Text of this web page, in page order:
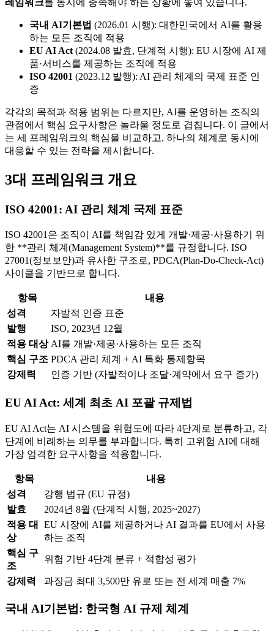
국내 AI기본법 (2026.01 시행): 대한민국에서 AI를 활용
하는 모든 조직에 적용
EU AI Act (2024.08 발효, 단계적 시행): EU 시장에 AI 제
품·서비스를 제공하는 조직에 적용
ISO 42001 (2023.12 발행): AI 관리 체계의 국제 표준 인
증
각각의 목적과 적용 범위는 다르지만, AI를 운영하는 조직의
관점에서 핵심 요구사항은 놀라울 정도로 겹칩니다. 이 글에서
는 세 프레임워크의 핵심을 비교하고, 하나의 체계로 동시에
대응할 수 있는 전략을 제시합니다.
3대 프레임워크 개요
ISO 42001: AI 관리 체계 국제 표준
ISO 42001은 조직이 AI를 책임감 있게 개발·제공·사용하기 위
한 **관리 체계(Management System)**를 규정합니다. ISO
27001(정보보안)과 유사한 구조로, PDCA(Plan-Do-Check-Act)
사이클을 기반으로 합니다.
항목
내용
성격
자발적 인증 표준
발행
ISO, 2023년 12월
적용 대상 AI를 개발·제공·사용하는 모든 조직
핵심 구조 PDCA 관리 체계 + AI 특화 통제항목
강제력
인증 기반 (자발적이나 조달·계약에서 요구 증가)
EU AI Act: 세계 최초 AI 포괄 규제법
EU AI Act는 AI 시스템을 위험도에 따라 4단계로 분류하고, 각
단계에 비례하는 의무를 부과합니다. 특히 고위험 AI에 대해
가장 엄격한 요구사항을 적용합니다.
항목
내용
성격
강행 법규 (EU 규정)
발효
2024년 8월 (단계적 시행, 2025~2027)
적용 대
상
EU 시장에 AI를 제공하거나 AI 결과를 EU에서 사용
하는 조직
핵심 구
조
위험 기반 4단계 분류 + 적합성 평가
강제력 과징금 최대 3,500만 유로 또는 전 세계 매출 7%
국내 AI기본법: 한국형 AI 규제 체계